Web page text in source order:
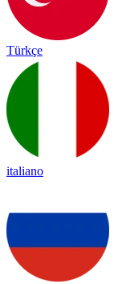
Türkçe
italiano